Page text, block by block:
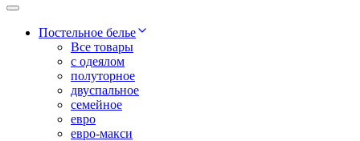
Постельное белье
Все товары
с одеялом
полуторное
двуспальное
семейное
евро
евро-макси